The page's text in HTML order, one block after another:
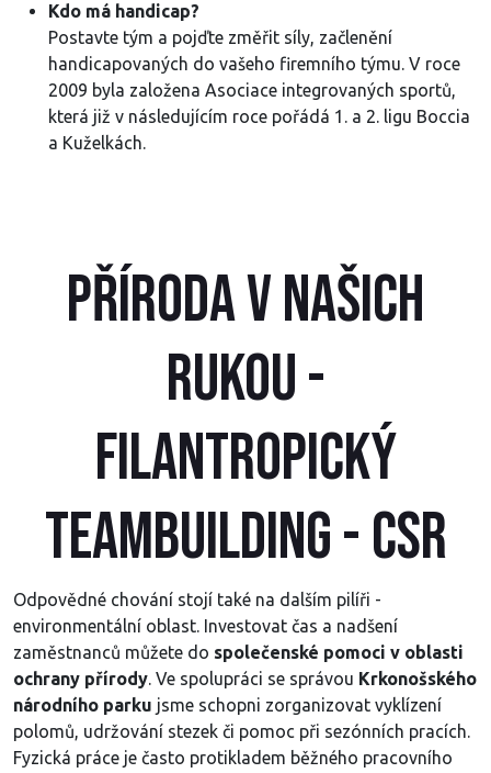
Kdo má handicap?
Postavte tým a pojďte změřit síly, začlenění
handicapovaných do vašeho firemního týmu. V roce
2009 byla založena Asociace integrovaných sportů,
která již v následujícím roce pořádá 1. a 2. ligu Boccia
a Kuželkách.
PŘÍRODA V NAŠICH
RUKOU -
filantropický
teambuilding - csr
Odpovědné chování stojí také na dalším pilíři -
environmentální oblast. Investovat čas a nadšení
zaměstnanců můžete do společenské pomoci v oblasti
ochrany přírody. Ve spolupráci se správou Krkonošského
národního parku jsme schopni zorganizovat vyklízení
polomů, udržování stezek či pomoc při sezónních pracích.
Fyzická práce je často protikladem běžného pracovního